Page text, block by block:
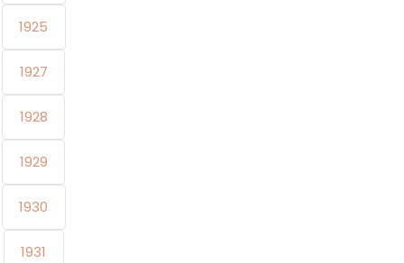
1925
1927
1928
1929
1930
1931